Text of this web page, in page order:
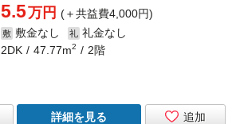
5.5万円(＋共益費4,000円)
敷 敷金なし 礼 礼金なし
2DK
47.77m2 2階
追加
詳細を見る